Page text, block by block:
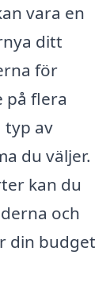
vara en
ditt
för
på flera
typ av
du väljer.
kan du
och
din budget